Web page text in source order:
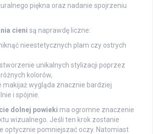
piękna oraz nadanie spojrzeniu
cieni są naprawdę liczne:
nieestetycznych plam czy ostrych
unikalnych stylizacji poprzez
kolorów,
makijaż wygląda znacznie bardziej
i spójnie.
dolnej powieki ma ogromne znaczenie
wizualnego. Jeśli ten krok zostanie
optycznie pomniejszać oczy. Natomiast